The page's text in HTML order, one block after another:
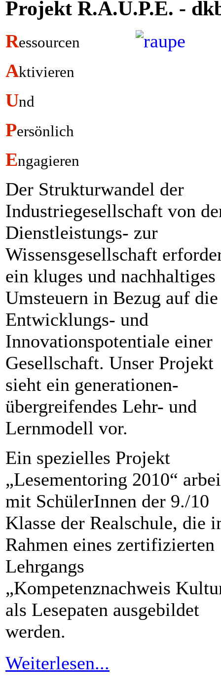
Projekt R.A.U.P.E. -
Ressourcen
Aktivieren
Und
Persönlich
Engagieren
Der Strukturwandel der
Industriegesellschaft von
Dienstleistungs- zur
Wissensgesellschaft
ein kluges und nachhaltiges
Umsteuern in Bezug auf die
Entwicklungs- und
Innovationspotentiale einer
Gesellschaft. Unser Projekt
sieht ein generationen-
übergreifendes Lehr- und
Lernmodell vor.
Ein spezielles Projekt
„Lesementoring 2010“
mit SchülerInnen der 9./10
Klasse der Realschule, die
Rahmen eines zertifizierten
Lehrgangs
„Kompetenznachweis
als Lesepaten ausgebildet
werden.
Weiterlesen...